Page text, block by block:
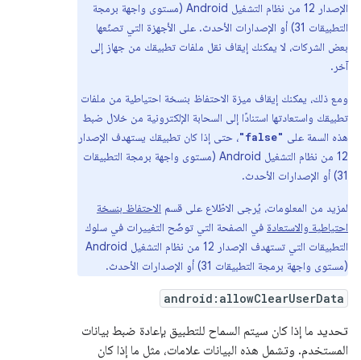
الإصدار 12 من نظام التشغيل Android (مستوى واجهة برمجة
التطبيقات 31) أو الإصدارات الأحدث. على الأجهزة التي تصنّعها
بعض الشركات، لا يمكنك إيقاف نقل ملفات تطبيقك من جهاز إلى
آخر.
ومع ذلك، يمكنك إيقاف ميزة الاحتفاظ بنسخة احتياطية من ملفات
تطبيقك واستعادتها استنادًا إلى السحابة الإلكترونية من خلال ضبط
هذه السمة على "false"، حتى إذا كان تطبيقك يستهدف الإصدار
12 من نظام التشغيل Android (مستوى واجهة برمجة التطبيقات
31) أو الإصدارات الأحدث.
لمزيد من المعلومات، يُرجى الاطّلاع على قسم الاحتفاظ بنسخة
احتياطية والاستعادة في الصفحة التي توضّح التغييرات في سلوك
التطبيقات التي تستهدف الإصدار 12 من نظام التشغيل Android
(مستوى واجهة برمجة التطبيقات 31) أو الإصدارات الأحدث.
android:allowClearUserData
تحديد ما إذا كان سيتم السماح للتطبيق بإعادة ضبط بيانات
المستخدم. وتشمل هذه البيانات علامات، مثل ما إذا كان